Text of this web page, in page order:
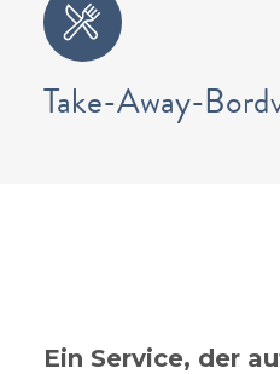
Take-Away-
Ein Service, der